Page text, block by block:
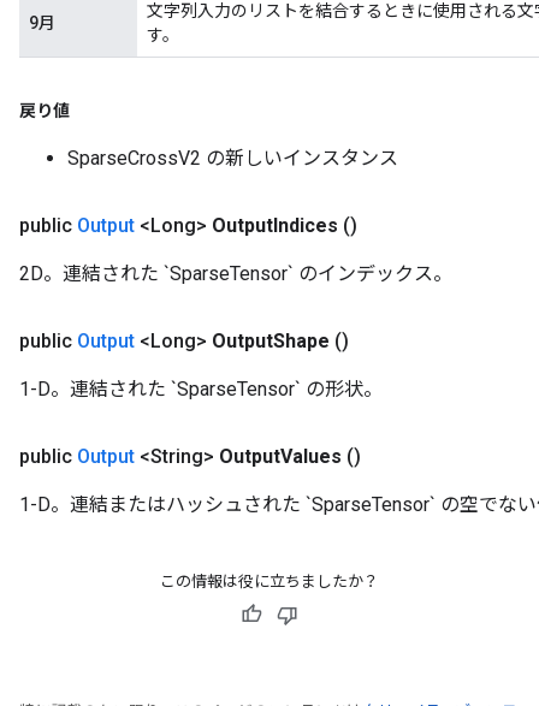
9月
文字列入力のリストを結合するときに使用される
す。
戻り値
SparseCrossV2 の新しいインスタンス
public Output <Long> OutputIndices ()
2D。連結された `SparseTensor` のインデックス。
public Output <Long> OutputShape ()
1-D。連結された `SparseTensor` の形状。
public Output <String> OutputValues ()
1-D。連結またはハッシュされた `SparseTensor` の空でな
この情報は役に立ちましたか？